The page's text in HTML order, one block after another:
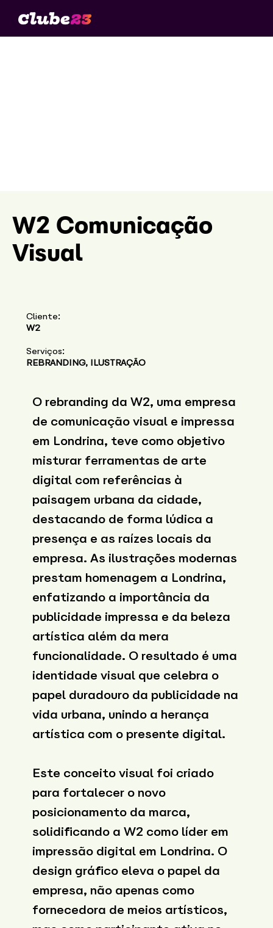
W2 Comunicação
Visual
Cliente:
W2
Serviços:
REBRANDING, ILUSTRAÇÃO
O rebranding da W2, uma empresa
de comunicação visual e impressa
em Londrina, teve como objetivo
misturar ferramentas de arte
digital com referências à
paisagem urbana da cidade,
destacando de forma lúdica a
presença e as raízes locais da
empresa. As ilustrações modernas
prestam homenagem a Londrina,
enfatizando a importância da
publicidade impressa e da beleza
artística além da mera
funcionalidade. O resultado é uma
identidade visual que celebra o
papel duradouro da publicidade na
vida urbana, unindo a herança
artística com o presente digital.
Este conceito visual foi criado
para fortalecer o novo
posicionamento da marca,
solidificando a W2 como líder em
impressão digital em Londrina. O
design gráfico eleva o papel da
empresa, não apenas como
fornecedora de meios artísticos,